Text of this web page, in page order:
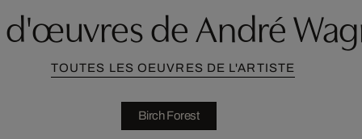
d'œuvres de André
TOUTES LES OEUVRES DE L'ARTISTE
Birch Forest